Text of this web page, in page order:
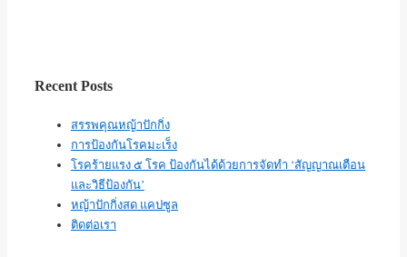
Recent Posts
สรรพคุณหญ้าปักกิ่ง
การป้องกันโรคมะเร็ง
โรคร้ายแรง ๕ โรค ป้องกันได้ด้วยการจัดทำ ‘สัญญาณเตือน
และวิธีป้องกัน’
หญ้าปักกิ่งสด แคปซูล
ติดต่อเรา